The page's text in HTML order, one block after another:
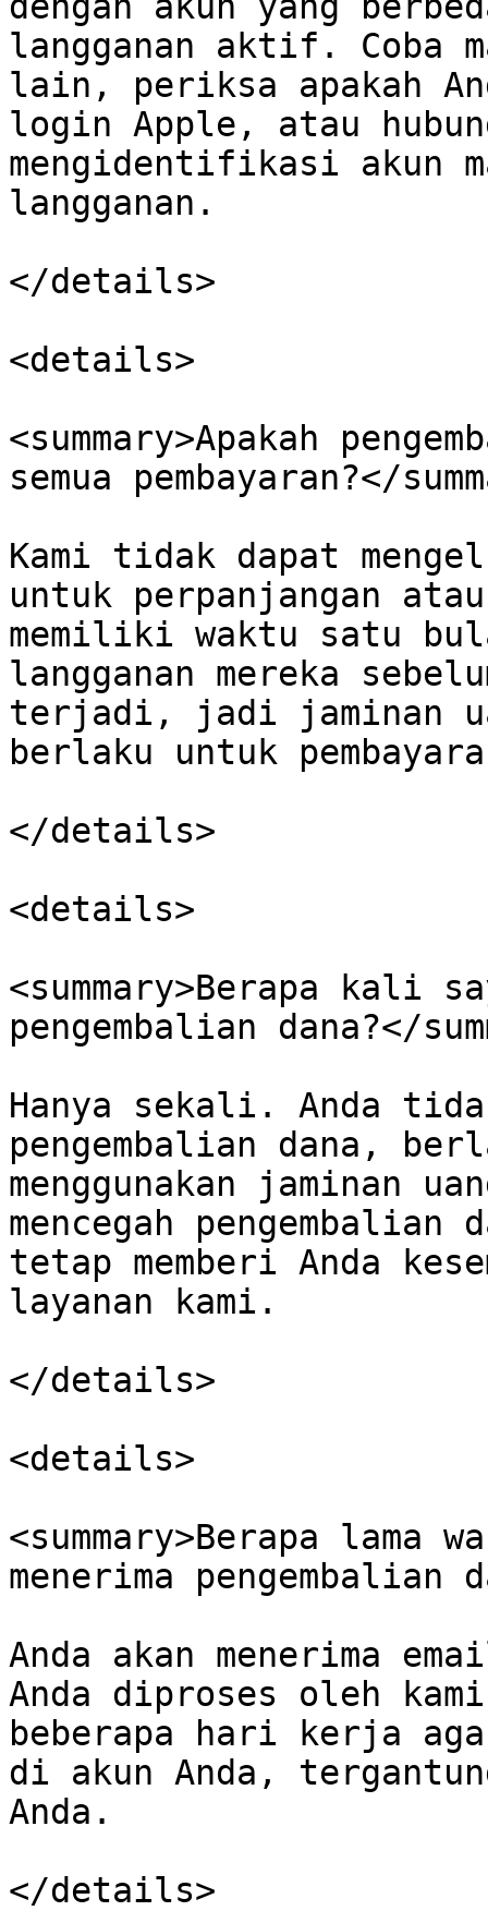
langganan aktif. Coba
lain, periksa apakah
login Apple, atau
mengidentifikasi akun
langganan.
</details>
<details>
<summary>Apakah
semua pembayaran?</
Kami tidak dapat
untuk perpanjangan
memiliki waktu satu
langganan mereka
terjadi, jadi jaminan
berlaku untuk
</details>
<details>
<summary>Berapa kali
pengembalian dana?</
Hanya sekali. Anda
pengembalian dana,
menggunakan jaminan
mencegah
tetap memberi Anda
layanan kami.
</details>
<details>
<summary>Berapa lama
menerima pengembalian
Anda akan menerima
Anda diproses oleh
beberapa hari kerja
di akun Anda,
Anda.
</details>